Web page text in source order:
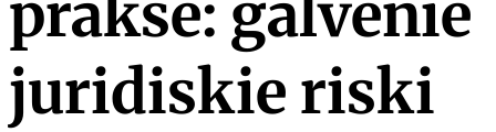
juridiskie riski